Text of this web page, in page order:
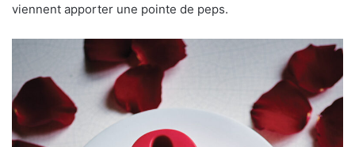
viennent apporter une pointe de peps.